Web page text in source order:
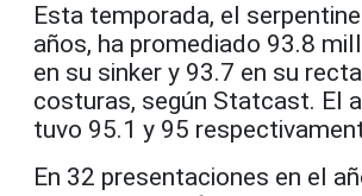
Esta temporada, el
años, ha promediado 93.8
en su sinker y 93.7 en su
costuras, según Statcast. El
tuvo 95.1 y 95
En 32 presentaciones en el